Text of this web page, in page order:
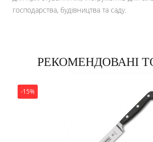
господарства, будівництва та саду.
РЕКОМЕНДОВАНІ
-15%